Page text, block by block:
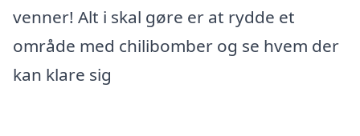
venner! Alt i skal gøre er at rydde et
område med chilibomber og se hvem der
kan klare sig